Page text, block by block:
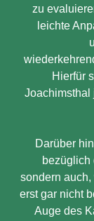
zu
leichte
Hierfür
Joachimsthal
Darüber
bezüglich
sondern
erst gar nicht
Auge des